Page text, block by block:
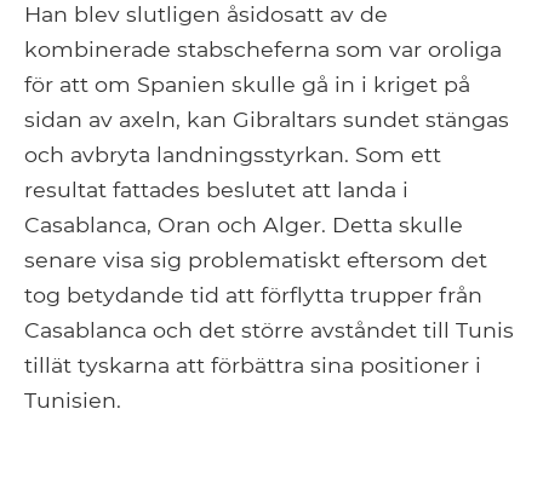
Han blev slutligen åsidosatt av de
kombinerade stabscheferna som var oroliga
för att om Spanien skulle gå in i kriget på
sidan av axeln, kan Gibraltars sundet stängas
och avbryta landningsstyrkan. Som ett
resultat fattades beslutet att landa i
Casablanca, Oran och Alger. Detta skulle
senare visa sig problematiskt eftersom det
tog betydande tid att förflytta trupper från
Casablanca och det större avståndet till Tunis
tillät tyskarna att förbättra sina positioner i
Tunisien.